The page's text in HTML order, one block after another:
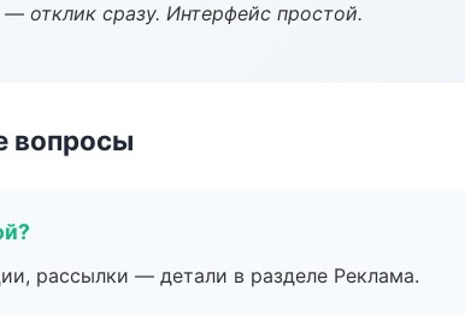
отклик сразу. Интерфейс простой.
вопросы
рассылки — детали в разделе Реклама.